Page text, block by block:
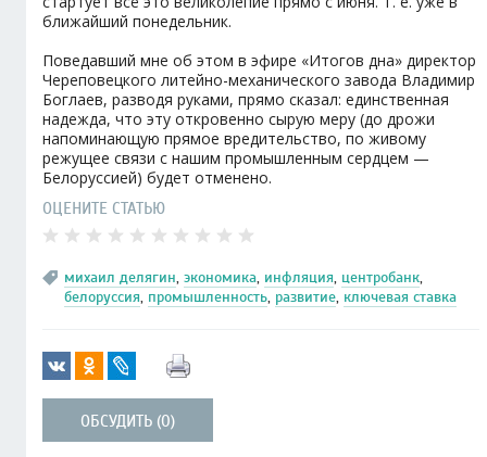
ближайший понедельник.
Поведавший мне об этом в эфире «Итогов дна» директор
Череповецкого литейно-механического завода Владимир
Боглаев, разводя руками, прямо сказал: единственная
надежда, что эту откровенно сырую меру (до дрожи
напоминающую прямое вредительство, по живому
режущее связи с нашим промышленным сердцем —
Белоруссией) будет отменено.
ОЦЕНИТЕ СТАТЬЮ
михаил делягин, экономика, инфляция, центробанк,
белоруссия, промышленность, развитие, ключевая ставка
ОБСУДИТЬ (0)